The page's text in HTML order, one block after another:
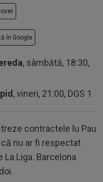
în Google
, sâmbătă, 18:30,
, vineri, 21:00, DGS 1
contractele lu Pau
nu ar fi respectat
Liga. Barcelona